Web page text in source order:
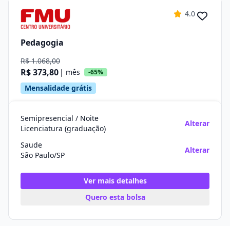
4.0
Pedagogia
R$ 1.068,00
R$ 373,80 | mês -65%
Mensalidade grátis
Semipresencial / Noite
Licenciatura (graduação)
Alterar
Saude
São Paulo/SP
Alterar
Ver mais detalhes
Quero esta bolsa